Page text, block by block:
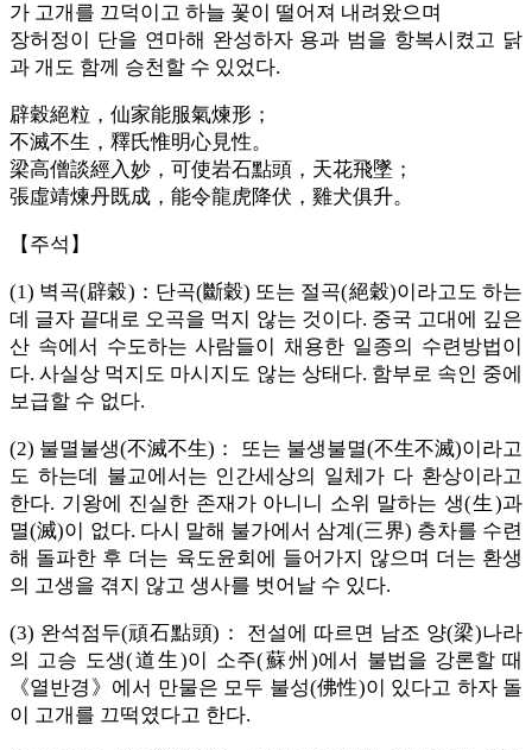
가 고개를 끄덕이고 하늘 꽃이 떨어져 내려왔으며
장허정이 단을 연마해 완성하자 용과 범을 항복시켰고 닭
과 개도 함께 승천할 수 있었다.
辟穀絕粒，仙家能服氣煉形；
不滅不生，釋氏惟明心見性。
梁高僧談經入妙，可使岩石點頭，天花飛墜；
張虛靖煉丹既成，能令龍虎降伏，雞犬俱升。
【주석】
(1) 벽곡(辟穀)：단곡(斷穀) 또는 절곡(絕穀)이라고도 하는
데 글자 끝대로 오곡을 먹지 않는 것이다. 중국 고대에 깊은
산 속에서 수도하는 사람들이 채용한 일종의 수련방법이
다. 사실상 먹지도 마시지도 않는 상태다. 함부로 속인 중에
보급할 수 없다.
(2) 불멸불생(不滅不生)： 또는 불생불멸(不生不滅)이라고
도 하는데 불교에서는 인간세상의 일체가 다 환상이라고
한다. 기왕에 진실한 존재가 아니니 소위 말하는 생(生)과
멸(滅)이 없다. 다시 말해 불가에서 삼계(三界) 층차를 수련
해 돌파한 후 더는 육도윤회에 들어가지 않으며 더는 환생
의 고생을 겪지 않고 생사를 벗어날 수 있다.
(3) 완석점두(頑石點頭)： 전설에 따르면 남조 양(梁)나라
의 고승 도생(道生)이 소주(蘇州)에서 불법을 강론할 때
《열반경》에서 만물은 모두 불성(佛性)이 있다고 하자 돌
이 고개를 끄떡였다고 한다.